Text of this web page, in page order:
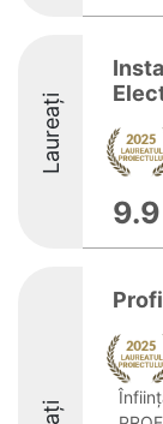
Laureați
9.9